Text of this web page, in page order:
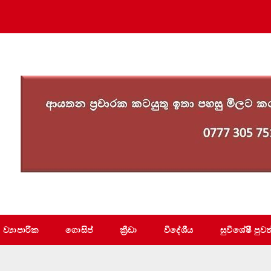
ව්‍යාපාරික ගොසිප් ක්‍රීඩා විදේශීය සුවිශේෂී